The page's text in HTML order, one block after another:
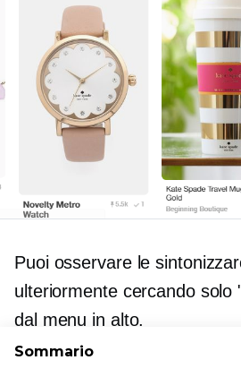
Puoi osservare le
ulteriormente cercando solo
dal menu in alto.
Sommario